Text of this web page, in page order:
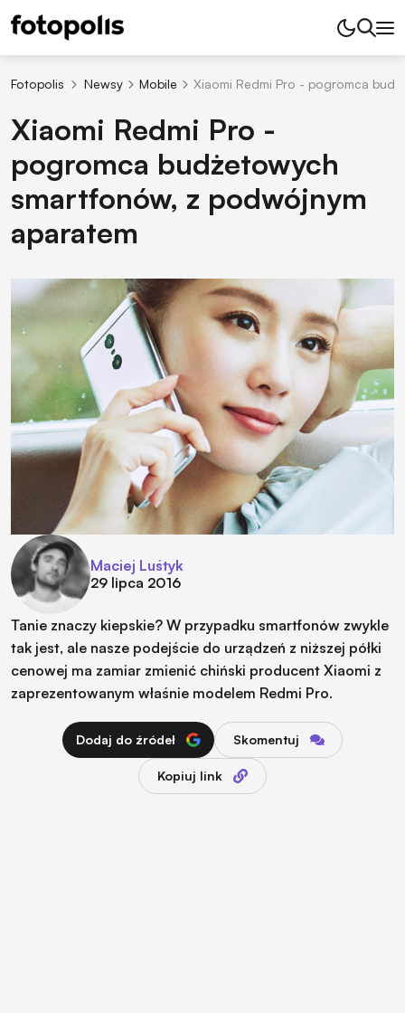
Fotopolis Newsy Mobile Xiaomi Redmi Pro - pogromca
Xiaomi Redmi Pro -
pogromca budżetowych
smartfonów, z podwójnym
aparatem
Maciej Luśtyk
29 lipca 2016
Tanie znaczy kiepskie? W przypadku smartfonów zwykle
tak jest, ale nasze podejście do urządzeń z niższej półki
cenowej ma zamiar zmienić chiński producent Xiaomi z
zaprezentowanym właśnie modelem Redmi Pro.
Dodaj do źródeł Skomentuj
Kopiuj link